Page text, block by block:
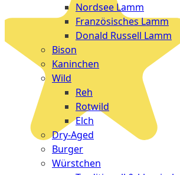
Nordsee Lamm
Französisches Lamm
Donald Russell Lamm
Bison
Kaninchen
Wild
Reh
Rotwild
Elch
Dry-Aged
Burger
Würstchen